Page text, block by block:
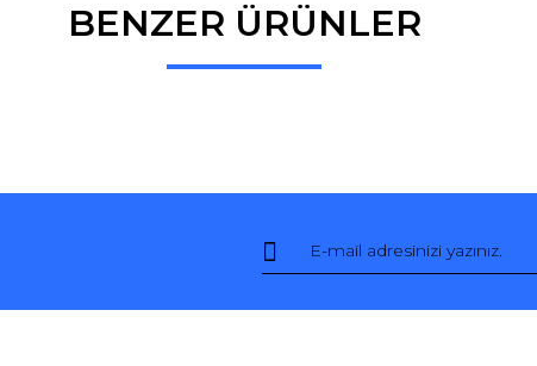
BENZER ÜRÜNLER